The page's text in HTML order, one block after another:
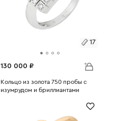
17
130 000 ₽
Размеры:
Кольцо из золота 750 пробы с
изумрудом и бриллиантами